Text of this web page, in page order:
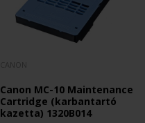
Canon MC-10 Maintenance
Cartridge (karbantartó
kazetta) 1320B014